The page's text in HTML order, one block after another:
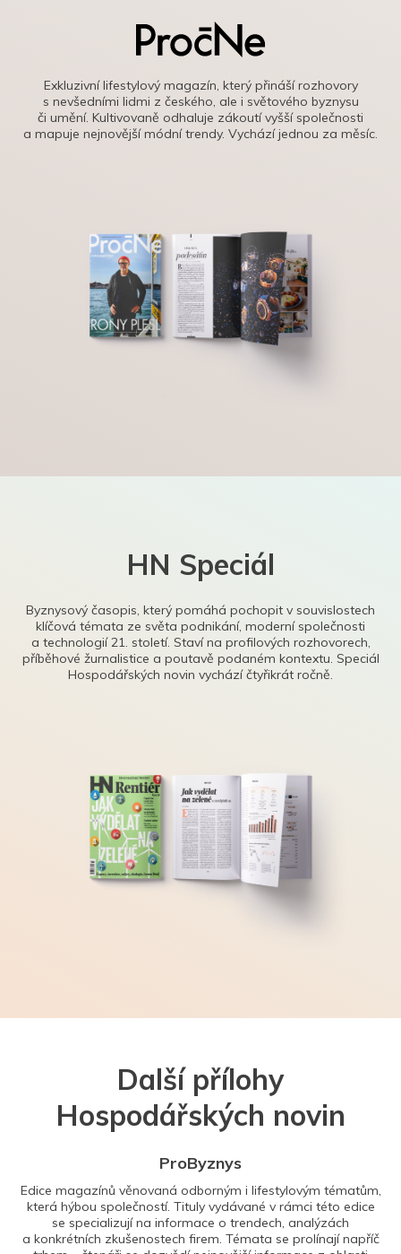
Exkluzivní lifestylový magazín, který přináší rozhovory
s nevšedními lidmi z českého, ale i světového byznysu
či umění. Kultivovaně odhaluje zákoutí vyšší společnosti
a mapuje nejnovější módní trendy. Vychází jednou za měsíc.
HN Speciál
Byznysový časopis, který pomáhá pochopit v souvislostech
klíčová témata ze světa podnikání, moderní společnosti
a technologií 21. století. Staví na profilových rozhovorech,
příběhové žurnalistice a poutavě podaném kontextu. Speciál
Hospodářských novin vychází čtyřikrát ročně.
Další přílohy
Hospodářských novin
ProByznys
Edice magazínů věnovaná odborným i lifestylovým tématům,
která hýbou společností. Tituly vydávané v rámci této edice
se specializují na informace o trendech, analýzách
a konkrétních zkušenostech firem. Témata se prolínají napříč